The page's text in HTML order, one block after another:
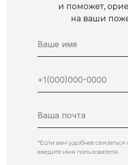
25
заработная
Читать
и поможет,
на ваши
*Если вам удобнее связаться
введите имя пользователя.